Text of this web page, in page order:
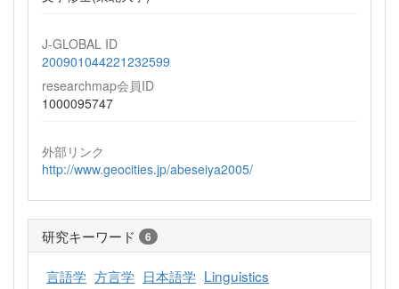
J-GLOBAL ID
200901044221232599
researchmap会員ID
1000095747
外部リンク
http://www.geocities.jp/abeseiya2005/
研究キーワード 6
言語学 方言学 日本語学 Linguistics